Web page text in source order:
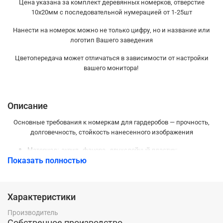
Цена указана за комплект деревянных номерков, отверстие
10х20мм с последовательной нумерацией от 1-25шт
Нанести на номерок можно не только цифру, но и название или
логотип Вашего заведения
Цветопередача может отличаться в зависимости от настройки
вашего монитора!
Описание
Основные требования к номеркам для гардеробов — прочность,
долговечность, стойкость нанесенного изображения
Материал: акрил, фанера, двухслойный пластик;
Стандартные размеры гардеробных номерков: 30*50, 40*60,
Толщина материала: 3мм, 4мм, 6мм;
Показать полностью
Характеристики
Производитель